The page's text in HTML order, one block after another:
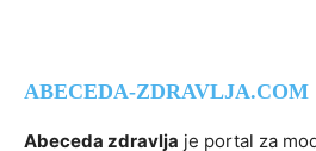
ABECEDA-ZDRAVLJA.COM
Abeceda zdravlja je portal za